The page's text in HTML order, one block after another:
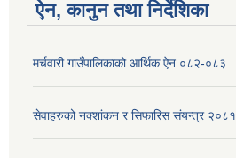
ऐन, कानुन तथा निर्देशिका
मर्चवारी गाउँपालिकाको आर्थिक ऐन ०८२-०८३
सेवाहरुको नक्शांकन र सिफारिस संयन्त्र २०८१